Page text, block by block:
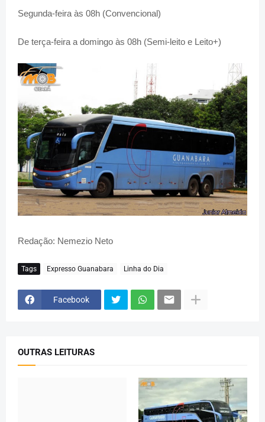
Segunda-feira às 08h (Convencional)
De terça-feira a domingo às 08h (Semi-leito e Leito+)
Redação: Nemezio Neto
Tags Expresso Guanabara Linha do Dia
Facebook
OUTRAS LEITURAS